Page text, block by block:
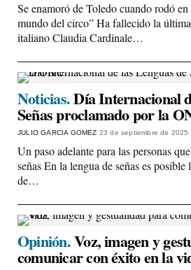
Se enamoró de Toledo cuando rodó
mundo del circo” Ha fallecido la
italiano Claudia Cardinale…
Noticias.Día Internacional
Señas proclamado por la
JULIO GARCIA GOMEZ 23 de septiembre de 2025
Un paso adelante para las personas
señas En la lengua de señas es
de…
Opinión.Voz, imagen y
comunicar con éxito en la